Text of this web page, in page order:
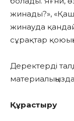
жинады?»,
жинауда
сұрақтар
Деректерді
Құрастыру